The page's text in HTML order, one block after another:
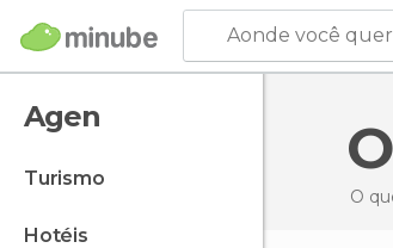
Aonde você
Agen
turismo
hotéis
O